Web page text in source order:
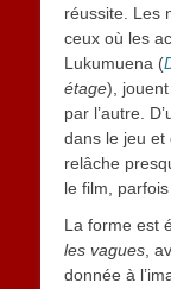
réussite. Les
ceux où les
Lukumuena (
étage),
par l’autre.
dans le jeu et
relâche
le film, parfois
La forme est
les vagues,
donnée à